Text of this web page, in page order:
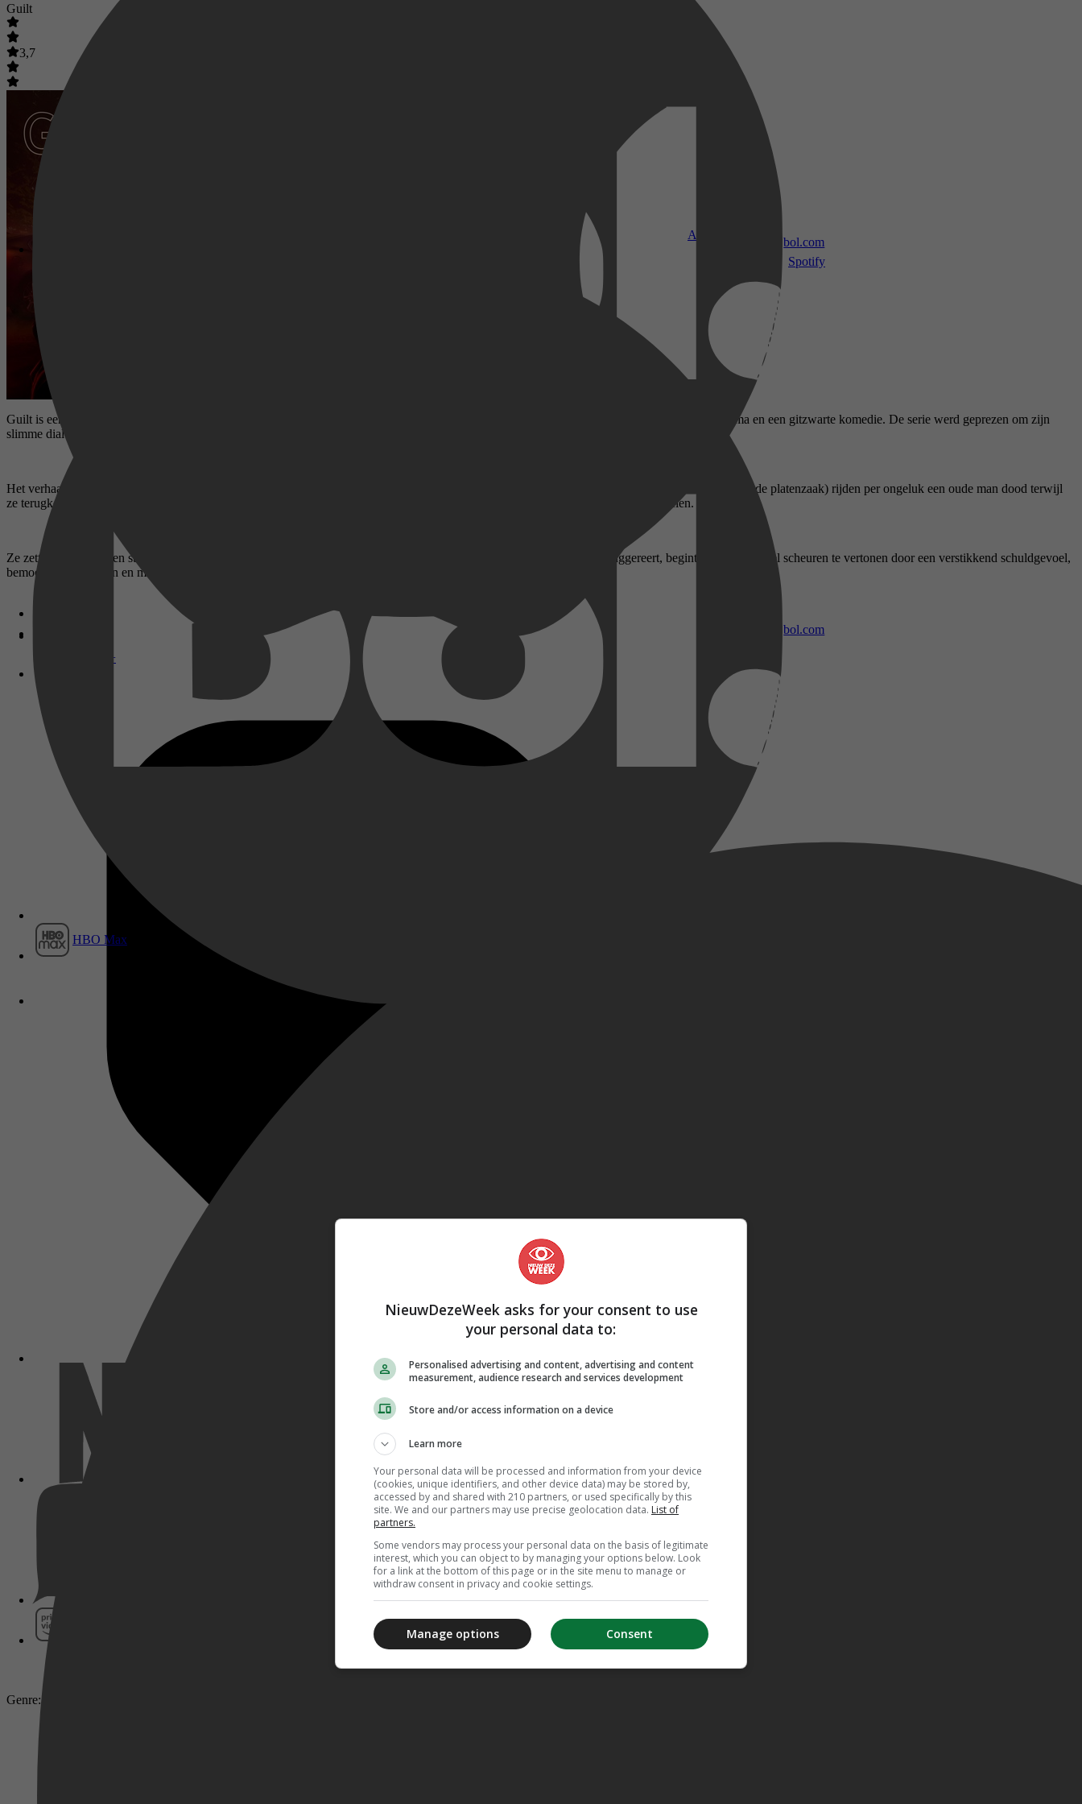
Apple TV
Disney+
HBO Max
bol.com
bol.com
Spotify
Guilt
3,7
Guilt is een vlijmscherpe, Schotse thriller-serie van de BBC (geschreven door Neil Forsyth) die het midden houdt tussen een duister misdaaddrama en een gitzwarte komedie. De serie werd geprezen om zijn
slimme dialogen, onverwachte plotwendingen en de sterke chemie tussen de hoofdrolspelers.
Het verhaal begint op een donkere avond in Edinburgh. De broers Max (een gladde, succesvolle advocaat) en Jake (de eigenaar van een kwakkelende platenzaak) rijden per ongeluk een oude man dood terwijl
ze terugkeren van een bruiloft. In plaats van de politie te bellen, overtuigt de manipulatieve Max zijn broer om de schuld te verdoezelen.
Ze zetten het lijk in een stoel in zijn eigen huis, in de hoop dat het lijkt op een natuurlijke dood. Echter, zoals de titel al suggereert, begint hun plan al snel scheuren te vertonen door een verstikkend schuldgevoel,
bemoeizuchtige buren en mensen die niet zijn wie ze lijken te zijn.
Genre: Crime, Comedy, Thriller
NieuwDezeWeek asks for your consent to use
your personal data to:
Personalised advertising and content, advertising and content
measurement, audience research and services development
Store and/or access information on a device
Learn more
Your personal data will be processed and information from your device
(cookies, unique identifiers, and other device data) may be stored by,
accessed by and shared with 210 partners, or used specifically by this
site. We and our partners may use precise geolocation data. List of
partners.
Some vendors may process your personal data on the basis of legitimate
interest, which you can object to by managing your options below. Look
for a link at the bottom of this page or in the site menu to manage or
withdraw consent in privacy and cookie settings.
Consent
Manage options